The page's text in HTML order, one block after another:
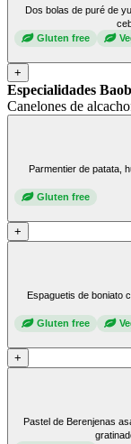
Dos bolas de puré de
Gluten free
+
Especialidades
Canelones de
Parmentier de patata,
Gluten free
+
Espaguetis de boniato
Gluten free
+
Pastel de Berenjenas asadas,